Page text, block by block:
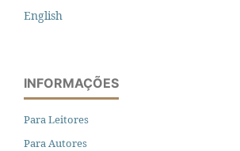
English
INFORMAÇÕES
Para Leitores
Para Autores